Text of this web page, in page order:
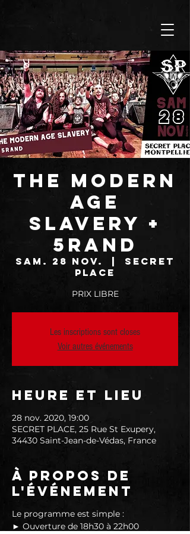
THE MODERN
AGE
SLAVERY +
5RAND
sam. 28 nov.
SECRET
PLACE
PRIX LIBRE
Les inscriptions sont closes
Voir autres événements
Heure et lieu
28 nov. 2020, 19:00
SECRET PLACE, 25 Rue St Exupery,
34430 Saint-Jean-de-Védas, France
À propos de
l'événement
Le programme est simple :
► Ouverture de 18h30 à 22h00